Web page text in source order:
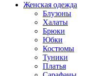
Женская одежда
Блузоны
Халаты
Брюки
Юбки
Костюмы
Туники
Платья